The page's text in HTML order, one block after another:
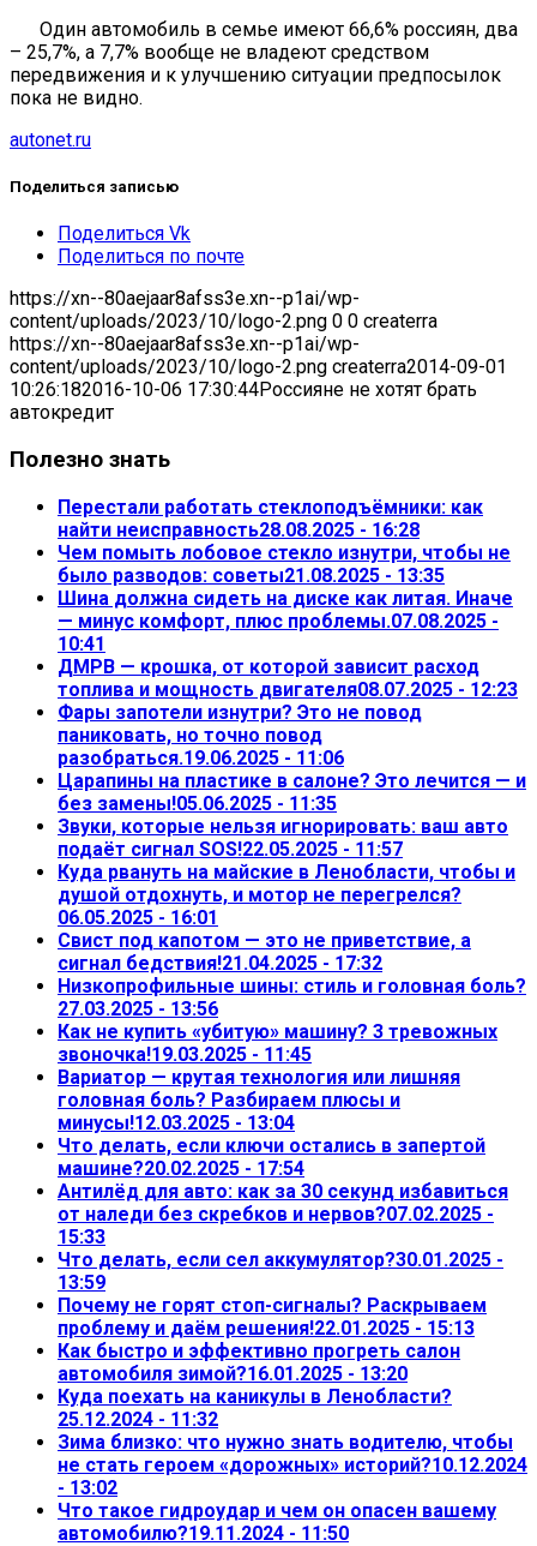
Один автомобиль в семье имеют 66,6% россиян, два
– 25,7%, а 7,7% вообще не владеют средством
передвижения и к улучшению ситуации предпосылок
пока не видно.
autonet.ru
Поделиться записью
Поделиться Vk
Поделиться по почте
https://xn--80aejaar8afss3e.xn--p1ai/wp-
content/uploads/2023/10/logo-2.png 0 0 createrra
https://xn--80aejaar8afss3e.xn--p1ai/wp-
content/uploads/2023/10/logo-2.png createrra2014-09-01
10:26:182016-10-06 17:30:44Россияне не хотят брать
автокредит
Полезно знать
Перестали работать стеклоподъёмники: как
найти неисправность28.08.2025 - 16:28
Чем помыть лобовое стекло изнутри, чтобы не
было разводов: советы21.08.2025 - 13:35
Шина должна сидеть на диске как литая. Иначе
— минус комфорт, плюс проблемы.07.08.2025 -
10:41
ДМРВ — крошка, от которой зависит расход
топлива и мощность двигателя08.07.2025 - 12:23
Фары запотели изнутри? Это не повод
паниковать, но точно повод
разобраться.19.06.2025 - 11:06
Царапины на пластике в салоне? Это лечится — и
без замены!05.06.2025 - 11:35
Звуки, которые нельзя игнорировать: ваш авто
подаёт сигнал SOS!22.05.2025 - 11:57
Куда рвануть на майские в Ленобласти, чтобы и
душой отдохнуть, и мотор не перегрелся?
06.05.2025 - 16:01
Свист под капотом — это не приветствие, а
сигнал бедствия!21.04.2025 - 17:32
Низкопрофильные шины: стиль и головная боль?
27.03.2025 - 13:56
Как не купить «убитую» машину? 3 тревожных
звоночка!19.03.2025 - 11:45
Вариатор — крутая технология или лишняя
головная боль? Разбираем плюсы и
минусы!12.03.2025 - 13:04
Что делать, если ключи остались в запертой
машине?20.02.2025 - 17:54
Антилёд для авто: как за 30 секунд избавиться
от наледи без скребков и нервов?07.02.2025 -
15:33
Что делать, если сел аккумулятор?30.01.2025 -
13:59
Почему не горят стоп-сигналы? Раскрываем
проблему и даём решения!22.01.2025 - 15:13
Как быстро и эффективно прогреть салон
автомобиля зимой?16.01.2025 - 13:20
Куда поехать на каникулы в Ленобласти?
25.12.2024 - 11:32
Зима близко: что нужно знать водителю, чтобы
не стать героем «дорожных» историй?10.12.2024
- 13:02
Что такое гидроудар и чем он опасен вашему
автомобилю?19.11.2024 - 11:50